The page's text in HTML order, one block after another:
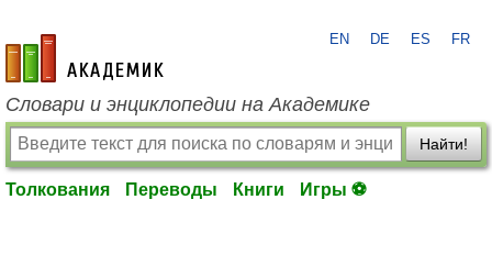
academic.ru
EN DE ES FR
Словари и энциклопедии на Академике
Найти!
Толкования Переводы Книги Игры ⚽